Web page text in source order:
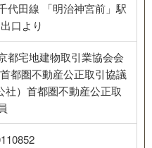
代田線 「明治神宮前」駅
口より
都宅地建物取引業協会会
都圏不動産公正取引協議
社）首都圏不動産公正取